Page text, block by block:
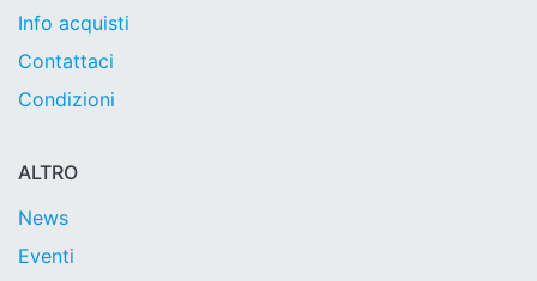
Info acquisti
Contattaci
Condizioni
ALTRO
News
Eventi